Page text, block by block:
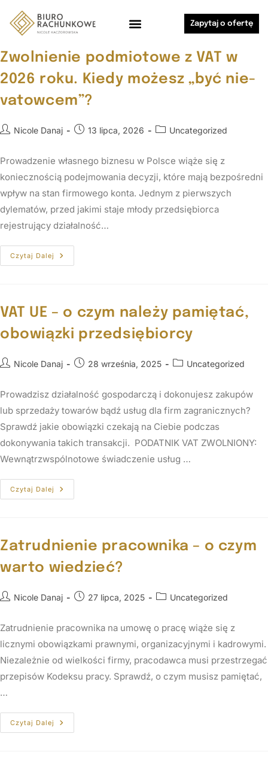
treści
Zapytaj o ofertę
Zwolnienie podmiotowe z VAT w
2026 roku. Kiedy możesz „być nie-
vatowcem”?
Nicole Danaj 13 lipca, 2026 Uncategorized
Prowadzenie własnego biznesu w Polsce wiąże się z
koniecznością podejmowania decyzji, które mają bezpośredni
wpływ na stan firmowego konta. Jednym z pierwszych
dylematów, przed jakimi staje młody przedsiębiorca
rejestrujący działalność…
Czytaj Dalej
VAT UE – o czym należy pamiętać,
obowiązki przedsiębiorcy
Nicole Danaj 28 września, 2025 Uncategorized
Prowadzisz działalność gospodarczą i dokonujesz zakupów
lub sprzedaży towarów bądź usług dla firm zagranicznych?
Sprawdź jakie obowiązki czekają na Ciebie podczas
dokonywania takich transakcji. PODATNIK VAT ZWOLNIONY:
Wewnątrzwspólnotowe świadczenie usług …
Czytaj Dalej
Zatrudnienie pracownika – o czym
warto wiedzieć?
Nicole Danaj 27 lipca, 2025 Uncategorized
Zatrudnienie pracownika na umowę o pracę wiąże się z
licznymi obowiązkami prawnymi, organizacyjnymi i kadrowymi.
Niezależnie od wielkości firmy, pracodawca musi przestrzegać
przepisów Kodeksu pracy. Sprawdź, o czym musisz pamiętać,
…
Czytaj Dalej